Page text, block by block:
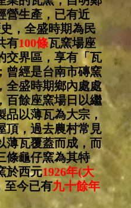
營生產，已有近
，全盛時期為民
有100條瓦窯場座
交界區，享有「瓦
曾經是台南市磚窯
全盛時期鄉內處處
百餘座窯場日以繼
品以薄瓦為大宗，
頂，過去農村常見
薄瓦覆蓋而成，而
條龜仔窯為其特
於西元1926年(大
至今已有九十餘年